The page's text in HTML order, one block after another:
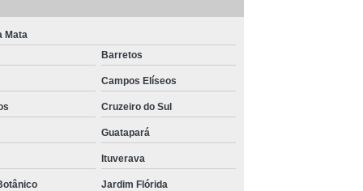
Mata
Barretos
Campos Elíseos
Cruzeiro do Sul
Guatapará
Ituverava
Jardim Flórida